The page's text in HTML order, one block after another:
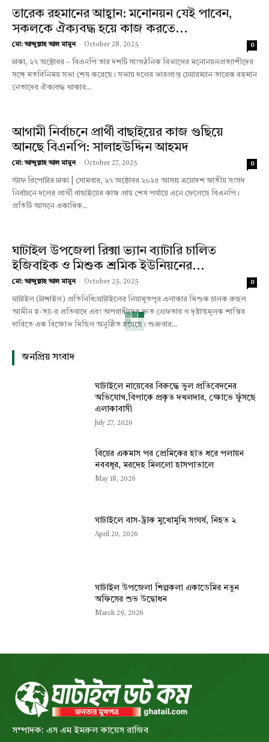
তারেক রহমানের আহ্বান: মনোনয়ন যেই পাবেন,
সকলকে ঐক্যবদ্ধ হয়ে কাজ করতে...
মো: আব্দুল্লাহ আল মামুন - October 28, 2025 0
ঢাকা, ২৭ অক্টোবর – বিএনপি তার দশটি সাংগঠনিক বিভাগের মনোনয়নপ্রত্যাশীদের
সঙ্গে মতবিনিময় সভা শেষ করেছে। সভায় দলের ভারপ্রাপ্ত চেয়ারম্যান তারেক রহমান
নেতাদের ঐক্যবদ্ধ থাকার...
আগামী নির্বাচনে প্রার্থী বাছাইয়ের কাজ গুছিয়ে
আনছে বিএনপি: সালাহউদ্দিন আহমদ
মো: আব্দুল্লাহ আল মামুন - October 27, 2025 0
স্টাফ রিপোর্টার ঢাকা | সোমবার, ২৭ অক্টোবর ২০২৫ আসন্ন ত্রয়োদশ জাতীয় সংসদ
নির্বাচনে দলের প্রার্থী বাছাইয়ের কাজ প্রায় শেষ পর্যায়ে এনে ফেলেছে বিএনপি।
প্রতিটি আসনে একাধিক...
ঘাটাইল উপজেলা রিক্সা ভ্যান ব্যাটারি চালিত
ইজিবাইক ও মিশুক শ্রমিক ইউনিয়নের...
মো: আব্দুল্লাহ আল মামুন - October 25, 2025 0
ঘাটাইল (টাঙ্গাইল) প্রতিনিধি:ঘাটাইলের নিয়ামুতপুর এলাকার মিশুক চালক রুহুল
আমীন হ-ত্যা-র প্রতিবাদে এবং অপরাধীদের দ্রুত গ্রেফতার ও দৃষ্টান্তমূলক শাস্তির
দাবিতে এক বিক্ষোভ মিছিল অনুষ্ঠিত হয়েছে। শুক্রবার...
জনপ্রিয় সংবাদ
ঘাটাইলে নায়েবের বিরুদ্ধে ভুল প্রতিবেদনের
অভিযোগ,বিপাকে প্রকৃত দখলদার, ক্ষোভে ফুঁসছে
এলাকাবাসী
July 27, 2026
বিয়ের একমাস পর প্রেমিকের হাত ধরে পলায়ন
নববধূর, মরদেহ মিললো হাসপাতালে
May 18, 2026
ঘাটাইলে বাস-ট্রাক মুখোমুখি সংঘর্ষ, নিহত ২
April 20, 2026
ঘাটাইল উপজেলা শিল্পকলা একাডেমির নতুন
অফিসের শুভ উদ্বোধন
March 29, 2026
সম্পাদক: এস এম ইমরুল কায়েস রাজিব